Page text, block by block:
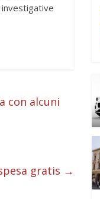
con alcuni
gratis →